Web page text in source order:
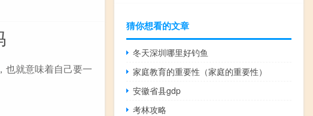
也就意味着自己要一
猜你想看的文章
冬天深圳哪里好钓鱼
家庭教育的重要性（家庭的重要性）
安徽省县gdp
考林攻略